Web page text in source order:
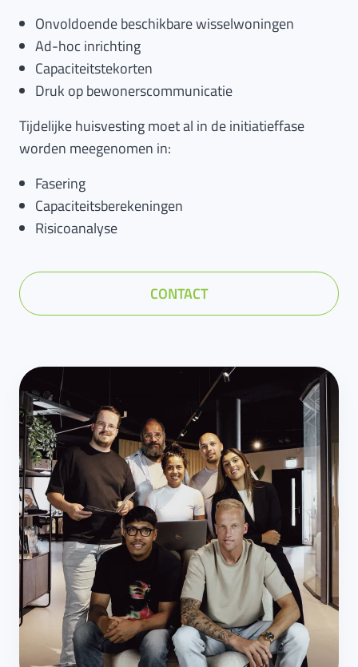
Onvoldoende beschikbare wisselwoningen
Ad-hoc inrichting
Capaciteitstekorten
Druk op bewonerscommunicatie
Tijdelijke huisvesting moet al in de initiatieffase
worden meegenomen in:
Fasering
Capaciteitsberekeningen
Risicoanalyse
CONTACT